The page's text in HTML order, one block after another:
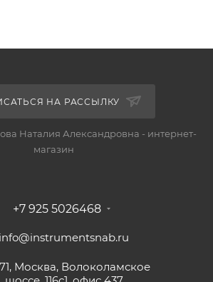
НА РАССЫЛКУ
Наталия Александровна - интернет-
магазин
+7 925 5026468
info@instrumentsnab.ru
Москва, Волоколамское